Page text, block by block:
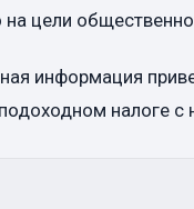
на цели
информация
налоге с